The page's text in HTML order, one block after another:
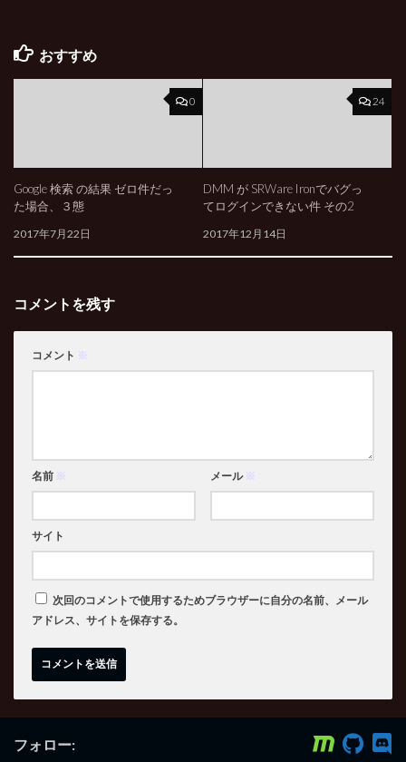
おすすめ
0
Google 検索 の結果 ゼロ件だっ
た場合、３態
2017年7月22日
24
DMM が SRWare Ironでバグっ
てログインできない件 その2
2017年12月14日
コメントを残す
コメント ※
名前 ※ メール ※
サイト
次回のコメントで使用するためブラウザーに自分の名前、メール
アドレス、サイトを保存する。
フォロー: